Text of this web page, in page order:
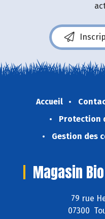
Accueil
Protection
Gestion des
Magasin
79 rue
07300